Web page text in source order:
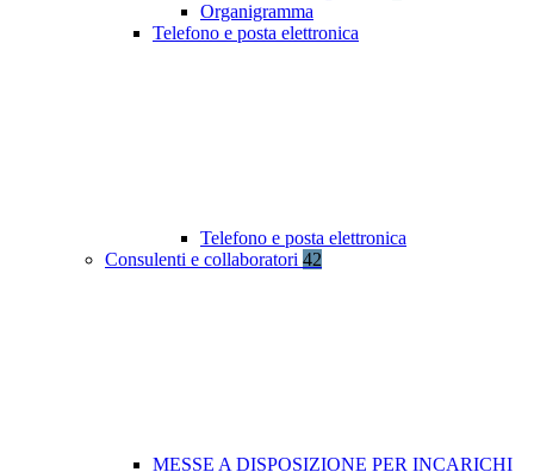
Organigramma
Telefono e posta elettronica
Telefono e posta elettronica
Consulenti e collaboratori 42
MESSE A DISPOSIZIONE PER INCARICHI